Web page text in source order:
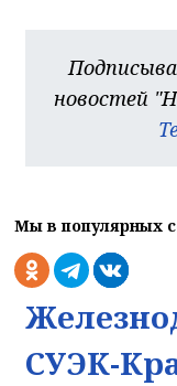
новостей
Мы в популярных
СУЭК-